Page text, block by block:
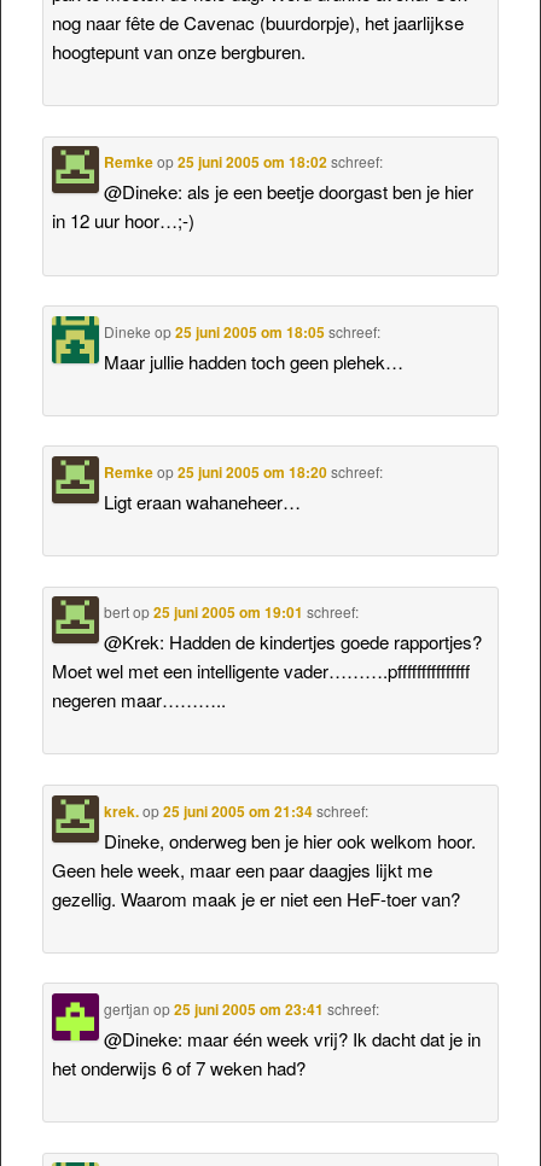
nog naar fête de Cavenac (buurdorpje), het jaarlijkse
hoogtepunt van onze bergburen.
Remkeop25 juni 2005 om 18:02 schreef:
@Dineke: als je een beetje doorgast ben je hier
in 12 uur hoor…;-)
Dineke op25 juni 2005 om 18:05 schreef:
Maar jullie hadden toch geen plehek…
Remkeop25 juni 2005 om 18:20 schreef:
Ligt eraan wahaneheer…
bertop25 juni 2005 om 19:01 schreef:
@Krek: Hadden de kindertjes goede rapportjes?
Moet wel met een intelligente vader……….pfffffffffffffff
negeren maar………..
krek.op25 juni 2005 om 21:34 schreef:
Dineke, onderweg ben je hier ook welkom hoor.
Geen hele week, maar een paar daagjes lijkt me
gezellig. Waarom maak je er niet een HeF-toer van?
gertjan op25 juni 2005 om 23:41 schreef:
@Dineke: maar één week vrij? Ik dacht dat je in
het onderwijs 6 of 7 weken had?